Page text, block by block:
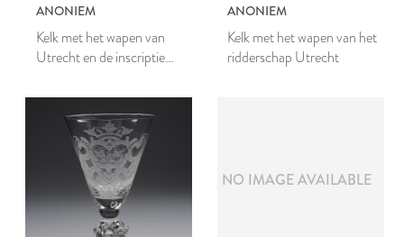
ANONIEM
Kelk met het wapen van
Utrecht en de inscriptie
ANONIEM
Kelk met het wapen van het
ridderschap Utrecht
NO IMAGE AVAILABLE